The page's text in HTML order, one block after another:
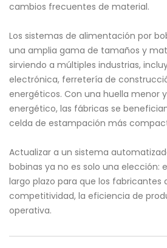
cambios frecuentes de material.
Los sistemas de alimentación por
una amplia gama de tamaños y
sirviendo a múltiples industrias,
electrónica, ferretería de
energéticos. Con una huella menor
energético, las fábricas se
celda de estampación más
Actualizar a un sistema
bobinas ya no es solo una elección:
largo plazo para que los fabricantes
competitividad, la eficiencia de
operativa.